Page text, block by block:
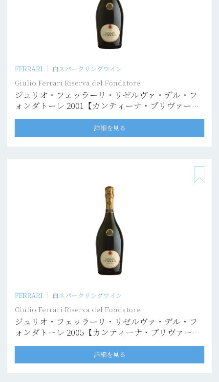
FERRARI 白スパークリングワイン
Giulio Ferrari Riserva del Fondatore
ジュリオ・フェッラーリ・リゼルヴァ・デル・フ
ォンダトーレ 2001【カンティーナ・プリヴァー
タ】
詳細を見る
FERRARI 白スパークリングワイン
Giulio Ferrari Riserva del Fondatore
ジュリオ・フェッラーリ・リゼルヴァ・デル・フ
ォンダトーレ 2005【カンティーナ・プリヴァー
詳細を見る